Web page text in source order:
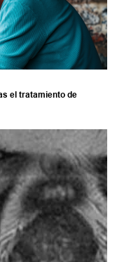
el tratamiento de